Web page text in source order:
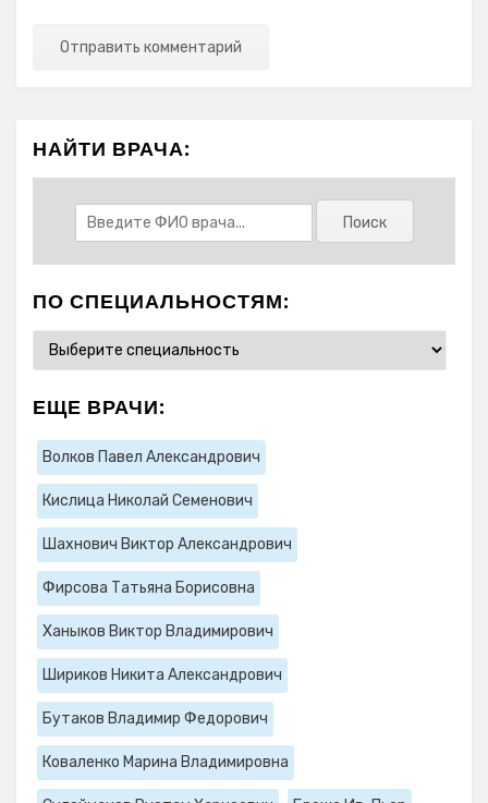
НАЙТИ ВРАЧА:
ПО СПЕЦИАЛЬНОСТЯМ:
ЕЩЕ ВРАЧИ:
Волков Павел Александрович
Кислица Николай Семенович
Шахнович Виктор Александрович
Фирсова Татьяна Борисовна
Ханыков Виктор Владимирович
Шириков Никита Александрович
Бутаков Владимир Федорович
Коваленко Марина Владимировна